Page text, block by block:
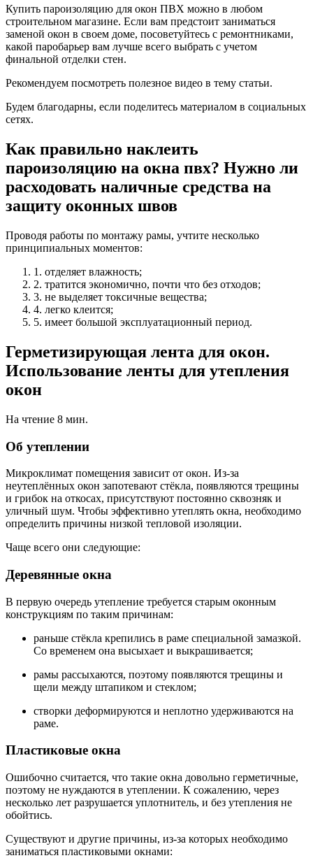
Купить пароизоляцию для окон ПВХ можно в любом
строительном магазине. Если вам предстоит заниматься
заменой окон в своем доме, посоветуйтесь с ремонтниками,
какой паробарьер вам лучше всего выбрать с учетом
финальной отделки стен.
Рекомендуем посмотреть полезное видео в тему статьи.
Будем благодарны, если поделитесь материалом в социальных
сетях.
Как правильно наклеить
пароизоляцию на окна пвх? Нужно ли
расходовать наличные средства на
защиту оконных швов
Проводя работы по монтажу рамы, учтите несколько
принципиальных моментов:
1. отделяет влажность;
2. тратится экономично, почти что без отходов;
3. не выделяет токсичные вещества;
4. легко клеится;
5. имеет большой эксплуатационный период.
Герметизирующая лента для окон.
Использование ленты для утепления
окон
На чтение 8 мин.
Об утеплении
Микроклимат помещения зависит от окон. Из-за
неутеплённых окон запотевают стёкла, появляются трещины
и грибок на откосах, присутствуют постоянно сквозняк и
уличный шум. Чтобы эффективно утеплять окна, необходимо
определить причины низкой тепловой изоляции.
Чаще всего они следующие:
Деревянные окна
В первую очередь утепление требуется старым оконным
конструкциям по таким причинам:
раньше стёкла крепились в раме специальной замазкой.
Со временем она высыхает и выкрашивается;
рамы рассыхаются, поэтому появляются трещины и
щели между штапиком и стеклом;
створки деформируются и неплотно удерживаются на
раме.
Пластиковые окна
Ошибочно считается, что такие окна довольно герметичные,
поэтому не нуждаются в утеплении. К сожалению, через
несколько лет разрушается уплотнитель, и без утепления не
обойтись.
Существуют и другие причины, из-за которых необходимо
заниматься пластиковыми окнами: